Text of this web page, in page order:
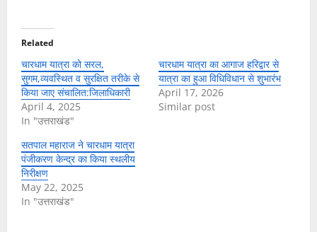
Related
चारधाम यात्रा को सरल,
सुगम,व्यवस्थित व सुरक्षित तरीके से
किया जाए संचालित:जिलाधिकारी
April 4, 2025
In "उत्तराखंड"
चारधाम यात्रा का आगाज हरिद्वार से
यात्रा का हुआ विधिविधान से शुभारंभ
April 17, 2026
Similar post
सतपाल महाराज ने चारधाम यात्रा
पंजीकरण केन्द्र का किया स्थलीय
निरीक्षण
May 22, 2025
In "उत्तराखंड"